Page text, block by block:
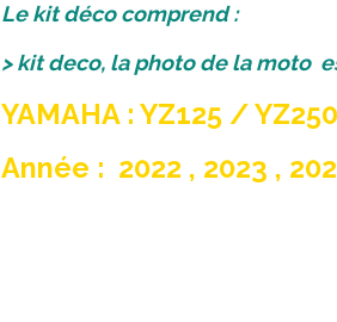
Le kit déco comprend :
> kit deco, la photo de la moto
YAMAHA : YZ125 / YZ250
Année : 2022 , 2023 ,